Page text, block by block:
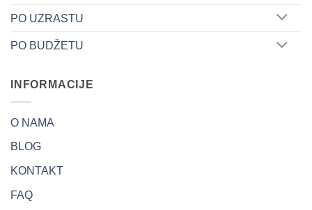
PO UZRASTU
PO BUDŽETU
INFORMACIJE
O NAMA
BLOG
KONTAKT
FAQ